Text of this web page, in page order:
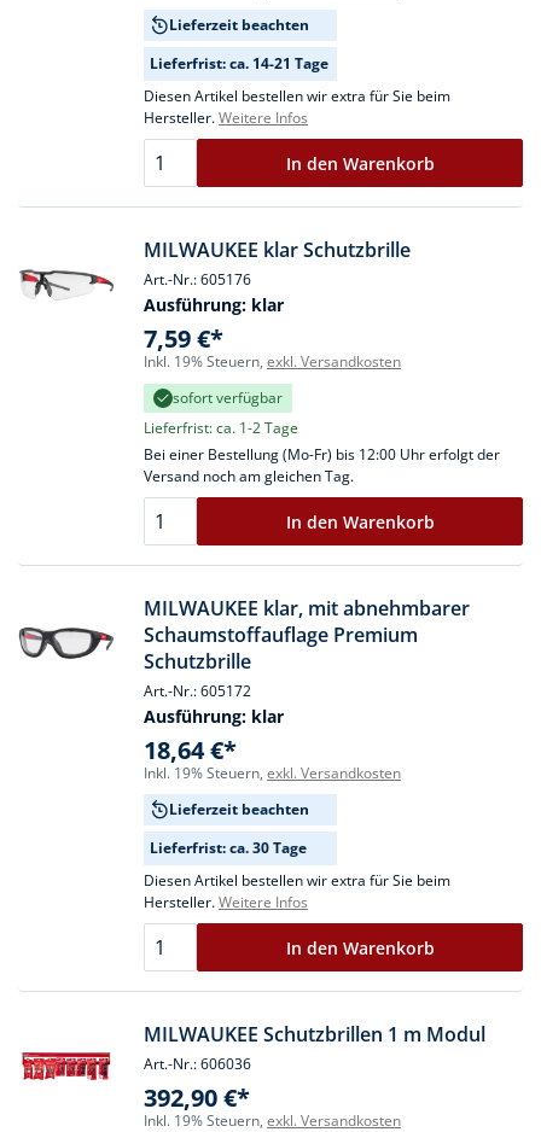
Lieferzeit beachten
Lieferfrist: ca. 14-21 Tage
Diesen Artikel bestellen wir extra für Sie beim
Hersteller.Weitere Infos
In den Warenkorb
MILWAUKEE klar Schutzbrille
Art.-Nr.: 605176
Ausführung: klar
7,59 €*
Inkl. 19% Steuern, exkl. Versandkosten
sofort verfügbar
Lieferfrist: ca. 1-2 Tage
Bei einer Bestellung (Mo-Fr) bis 12:00 Uhr erfolgt der
Versand noch am gleichen Tag.
In den Warenkorb
MILWAUKEE klar, mit abnehmbarer
Schaumstoffauflage Premium
Schutzbrille
Art.-Nr.: 605172
Ausführung: klar
18,64 €*
Inkl. 19% Steuern, exkl. Versandkosten
Lieferzeit beachten
Lieferfrist: ca. 30 Tage
Diesen Artikel bestellen wir extra für Sie beim
Hersteller.Weitere Infos
In den Warenkorb
MILWAUKEE Schutzbrillen 1 m Modul
Art.-Nr.: 606036
392,90 €*
Inkl. 19% Steuern, exkl. Versandkosten